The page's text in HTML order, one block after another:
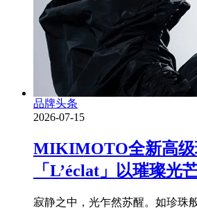
品牌头条
2026-07-15
MIKIMOTO全新高级
「L’éclat」以璀璨光
寂静之中，光乍然苏醒。如珍珠